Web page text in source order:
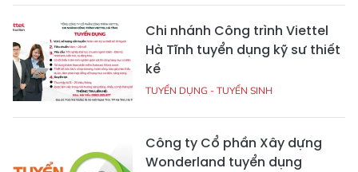
Chi nhánh Công trình Viettel
Hà Tĩnh tuyển dụng kỹ sư thiết
kế
TUYỂN DỤNG - TUYỂN SINH
Công ty Cổ phần Xây dựng
Wonderland tuyển dụng